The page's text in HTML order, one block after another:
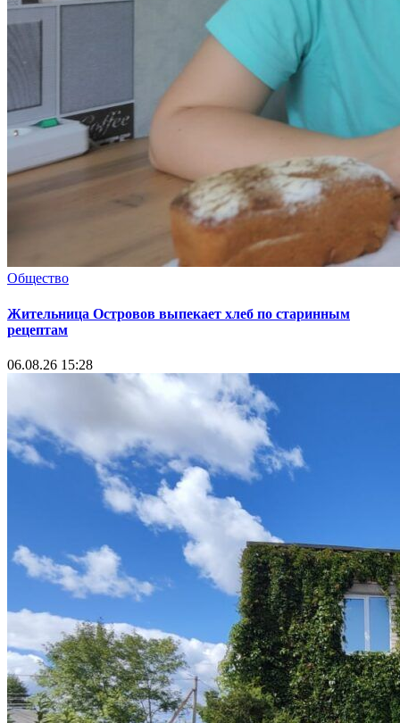
Общество
Жительница Островов выпекает хлеб по старинным
рецептам
06.08.26 15:28